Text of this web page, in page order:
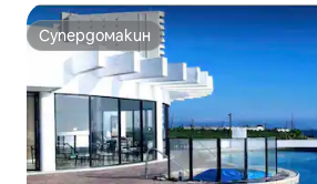
Супердомакин
Супердомакин